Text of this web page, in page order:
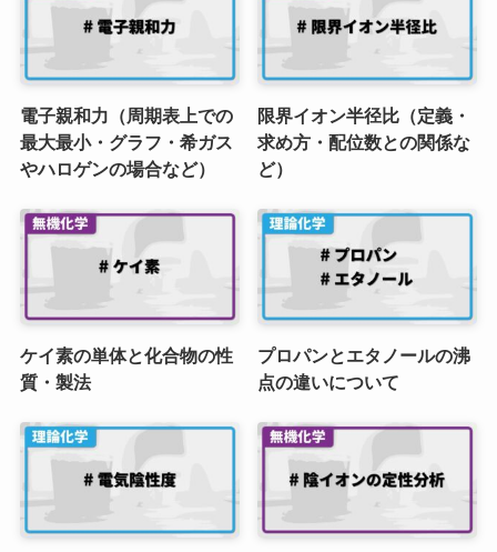
電子親和力（周期表上での
最大最小・グラフ・希ガス
やハロゲンの場合など）
限界イオン半径比（定義・
求め方・配位数との関係な
ど）
ケイ素の単体と化合物の性
質・製法
プロパンとエタノールの沸
点の違いについて